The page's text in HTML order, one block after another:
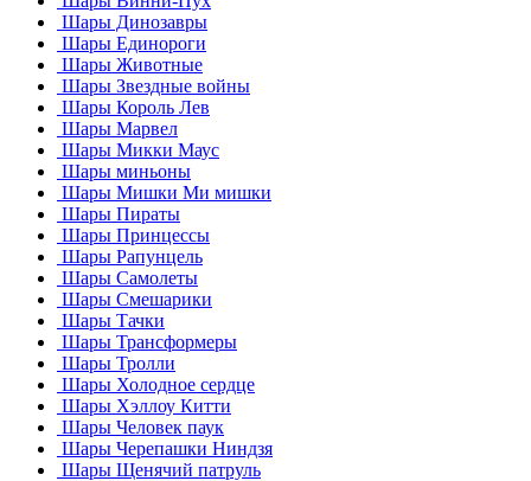
Шары Динозавры
Шары Единороги
Шары Животные
Шары Звездные войны
Шары Король Лев
Шары Марвел
Шары Микки Маус
Шары миньоны
Шары Мишки Ми мишки
Шары Пираты
Шары Принцессы
Шары Рапунцель
Шары Самолеты
Шары Смешарики
Шары Тачки
Шары Трансформеры
Шары Тролли
Шары Холодное сердце
Шары Хэллоу Китти
Шары Человек паук
Шары Черепашки Ниндзя
Шары Щенячий патруль